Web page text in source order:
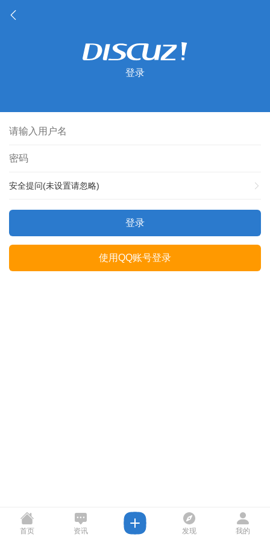
登录
安全提问(未设置请忽略)
登录
使用QQ账号登录
首页 资讯 发现 我的